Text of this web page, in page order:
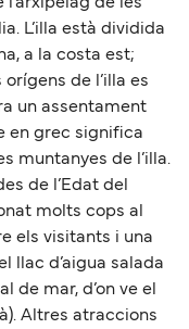
L’illa està dividida
a la costa est;
de l’illa es
un assentament
en grec significa
muntanyes de l’illa.
de l’Edat del
molts cops al
els visitants i una
llac d’aigua salada
de mar, d’on ve el
Altres atraccions